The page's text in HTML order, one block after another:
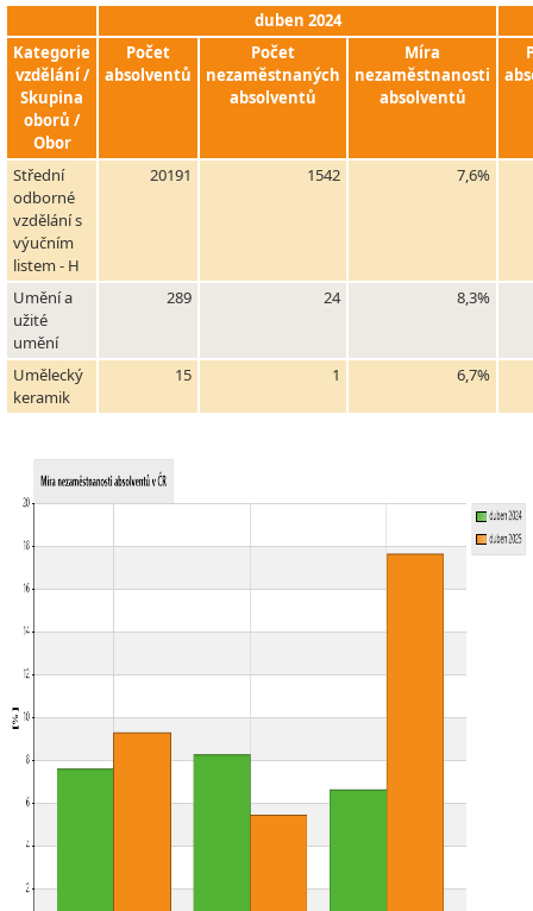
duben 2024
Kategorie
vzdělání /
Skupina
oborů /
Obor
Počet
absolventů
Počet
nezaměstnaných
absolventů
Míra
nezaměstnanosti
absolventů
Střední
odborné
vzdělání s
výučním
listem - H
20191 1542 7,6%
Umění a
užité
umění
289 24 8,3%
Umělecký
keramik
15 1 6,7%